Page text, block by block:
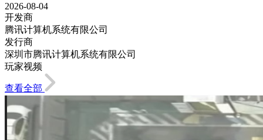
2026-08-04
开发商
腾讯计算机系统有限公司
发行商
深圳市腾讯计算机系统有限公司
玩家视频
查看全部